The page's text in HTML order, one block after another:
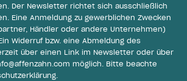
Der Newsletter richtet sich ausschließlich
Eine Anmeldung zu gewerblichen Zwecken
Händler oder andere Unternehmen)
Widerruf bzw. eine Abmeldung des
über einen Link im Newsletter oder über
möglich. Bitte beachte
.